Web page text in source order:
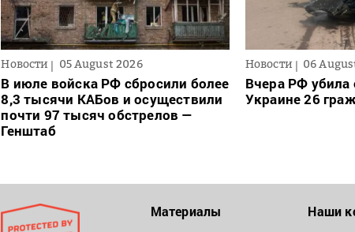
Новости 05 August 2026
В июле войска РФ сбросили более
8,3 тысячи КАБов и осуществили
почти 97 тысяч обстрелов —
Генштаб
Новости 06
Вчера РФ убила
Украине 26
Материалы Наши